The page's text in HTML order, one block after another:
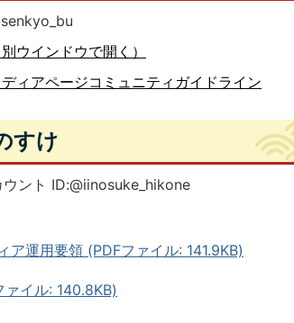
ウインドウで開く）
ィアページコミュニティガイドライン
すけ
ント ID:@iinosuke_hikone
ア運用要領 (PDFファイル: 141.9KB)
イル: 140.8KB)